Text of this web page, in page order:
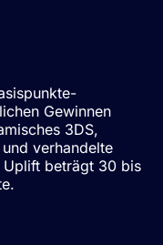
Gewinnen
3DS,
verhandelte
Uplift beträgt 30 bis